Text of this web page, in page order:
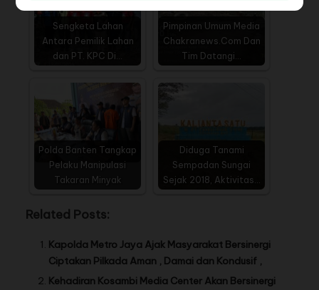
Sengketa Lahan
Antara Pemilik Lahan
dan PT. KPC Di…
Pimpinan Umum Media
Chakranews.Com Dan
Tim Datangi…
Polda Banten Tangkap
Pelaku Manipulasi
Takaran Minyak
Diduga Tanami
Sempadan Sungai
Sejak 2018, Aktivitas…
Related Posts:
Kapolda Metro Jaya Ajak Masyarakat Bersinergi
Ciptakan Pilkada Aman , Damai dan Kondusif ,
Kehadiran Kosambi Media Center Akan Bersinergi